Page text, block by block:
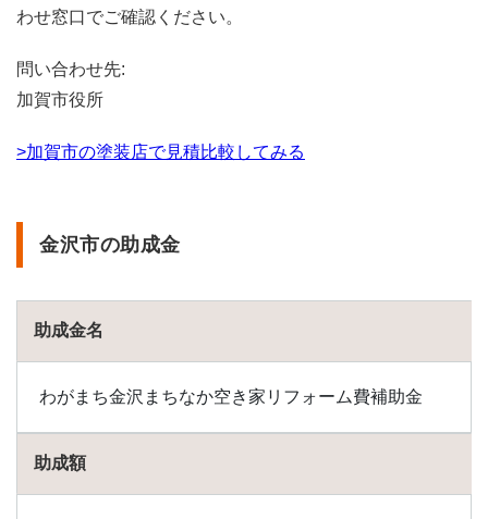
4.5
密着
型の
事業
依頼
まと
め
わせ窓口でご確認ください。
問い合わせ先:
加賀市役所
>加賀市の塗装店で見積比較してみる
金沢市の助成金
助成金名
わがまち金沢まちなか空き家リフォーム費補助金
助成額